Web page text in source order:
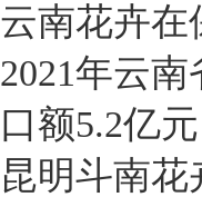
云南花卉在
2021年云
口额5.2亿
昆明斗南